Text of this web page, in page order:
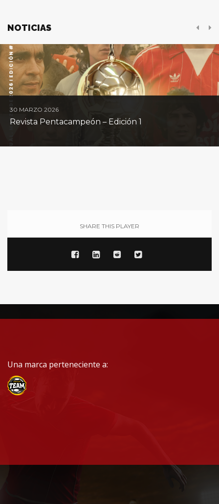
NOTICIAS
30 MARZO 2026
Revista Pentacampeón – Edición 1
SHARE THIS PLAYER
Una marca perteneciente a: